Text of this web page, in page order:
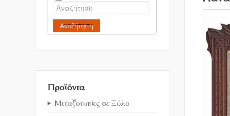
Αναζήτηση
Προϊόντα
Μεταξοτυπίες σε Ξύλο